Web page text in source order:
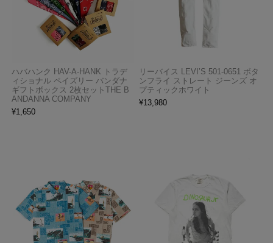
ハバハンク HAV-A-HANK トラデ
ィショナル ペイズリー バンダナ
ギフトボックス 2枚セットTHE B
ANDANNA COMPANY
¥1,650
リーバイス LEVI’S 501-0651 ボタ
ンフライ ストレート ジーンズ オ
プティックホワイト
¥13,980